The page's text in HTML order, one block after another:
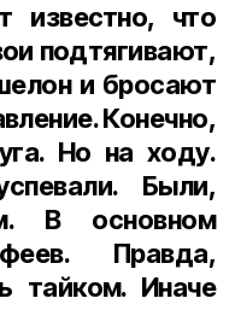
известно, что
подтягивают,
и бросают
Конечно,
Но на ходу.
Были,
В основном
Правда,
тайком. Иначе